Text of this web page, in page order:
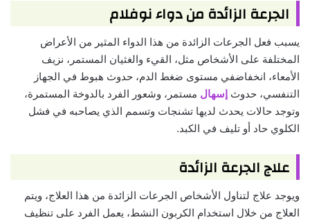
الجرعة الزائدة من دواء نوفلام
يسبب فعل الجرعات الزائدة من هذا الدواء المثير من الأعراض
المختلفة على الأشخاص مثل، القيء والغثيان المستمر، نزيف
الأمعاء، انخفاضفي مستوى ضغط الدم، حدوث هبوط في الجهاز
التنفسي، حدوث إسهال مستمر، وشعور الفرد بالدوخة المستمرة،
وتوجد حالات يحدث لديها تشنجات وتسمم الذي يصاحبه في فشل
الكلوي حاد أو تليف في الكبد.
علاج الجرعة الزائدة
ويوجد علاج لتناول الأشخاص الجرعات الزائدة من هذا العلاج، ويتم
العلاج من خلال استخدام الكربون النشط، يعمل الفرد على تنظيف